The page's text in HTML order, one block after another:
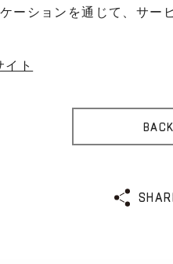
ーションを通じて、サー
ト